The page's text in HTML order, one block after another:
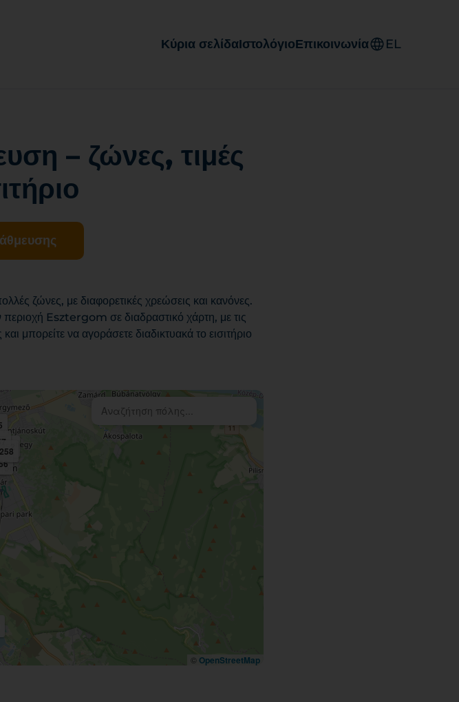
Κύρια σελίδαΙστολόγιοΕπικοινωνία EL
– ζώνες, τιμές
ζώνες, με διαφορετικές χρεώσεις και κανόνες.
περιοχή Esztergom σε διαδραστικό χάρτη, με τις
μπορείτε να αγοράσετε διαδικτυακά το εισιτήριο
© OpenStreetMap